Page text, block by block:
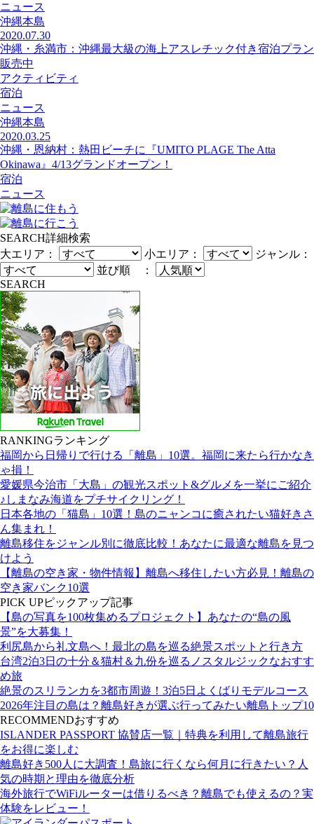
ニュース
沖縄本島
2020.07.30
沖縄・糸満市：沖縄最大級の海上アスレチック付き宿泊プラン
販売中
アクティビティ
宿泊
ニュース
沖縄本島
2020.03.25
沖縄・恩納村：熱田ビーチに『UMITO PLAGE The Atta
Okinawa』4/13グランドオープン！
宿泊
ニュース
SEARCH詳細検索
大エリア：
小エリア：
ジャンル：
並び順 ：
SEARCH
RANKINGランキング
福岡から日帰りで行ける「離島」10選。福岡に来たら行かなき
ゃ損！
愛媛県今治市「大島」の観光スポット&グルメを一挙にご紹介
♪しまなみ海道をプチサイクリング！
日本各地の「猫島」10選！島のニャンコに癒されたい猫好きさ
ん集まれ！
離島移住をジャンル別に徹底比較！あなたに最適な離島を見つ
けよう
【離島の空き家・物件情報】離島へ移住したい方必見！離島の
空き家バンク10選
PICK UPピックアップ記事
【島の写真を100枚集めるプロジェクト】あなたの“島の風
景”を大募集！
利尻島から礼文島へ！最北の島を巡る絶景スポットと行き方
台湾2泊3日の十分＆猫村＆九份を巡るノスタルジックなおすす
め旅
絶景のスリランカを3都市周遊！3泊5日よくばりモデルコース
2026年注目の島は？離島好きが選ぶ行ってみたい離島トップ10
RECOMMENDおすすめ
ISLANDER PASSPORT 協賛店一覧｜特典を利用して離島旅行
をお得に楽しむ
離島好き500人に大調査！島旅に行くなら何月に行きたい？人
気の時期と理由を徹底分析
海外旅行でWiFiルーターは借りるべき？離島でも使えるの？実
体験をレビュー！